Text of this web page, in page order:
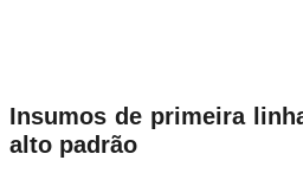
Insumos de primeira
alto padrão